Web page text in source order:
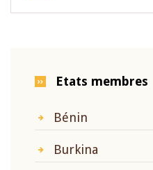
Etats membres
Bénin
Burkina